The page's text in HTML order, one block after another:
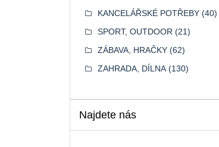
KANCELÁŘSKÉ POTŘEBY (40)
SPORT, OUTDOOR (21)
ZÁBAVA, HRAČKY (62)
ZAHRADA, DÍLNA (130)
Najdete nás